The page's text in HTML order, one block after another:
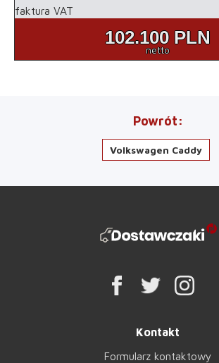
faktura VAT
102.100 PLN
netto
Powrót
Volkswagen Caddy
Kontakt
Formularz kontaktowy